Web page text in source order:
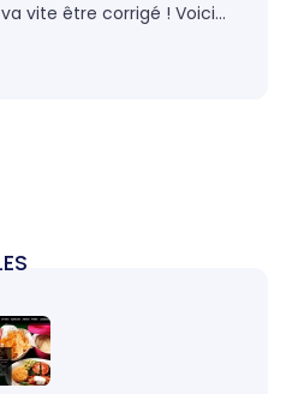
vite être corrigé ! Voici
trouver sur cet outil.